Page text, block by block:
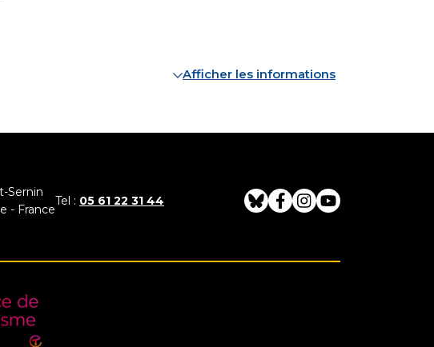
Afficher les informations
Sernin
- France
Tel : 05 61 22 31 44
BlueskyFacebook
Instagram
Youtube